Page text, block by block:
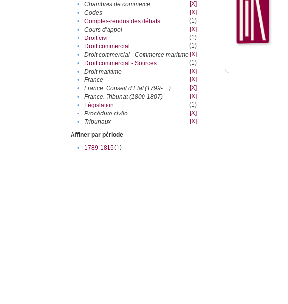
•
Chambres de commerce
[X]
•
Codes
[X]
•
Comptes-rendus des débats
(1)
•
Cours d’appel
[X]
•
Droit civil
(1)
•
Droit commercial
(1)
•
Droit commercial - Commerce maritime [X]
•
Droit commercial - Sources
(1)
•
Droit maritime
[X]
•
France
[X]
•
France. Conseil d’Etat (1799-....)
[X]
•
France. Tribunat (1800-1807)
[X]
•
Législation
(1)
•
Procédure civile
[X]
•
Tribunaux
[X]
Affiner par période
•
1789-1815(1)